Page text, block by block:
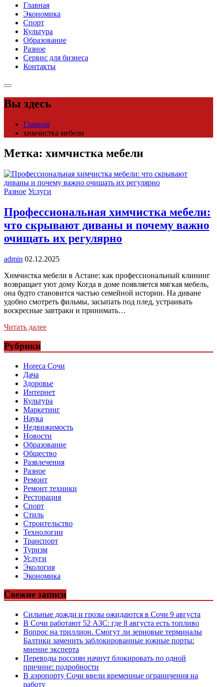
Главная
Экономика
Спорт
Культура
Образование
Разное
Сервис для бизнеса
Контакты
Вы здесь
Главная
химчистка мебели
Метка: химчистка мебели
Разное Услуги
Профессиональная химчистка мебели:
что скрывают диваны и почему важно
очищать их регулярно
admin 02.12.2025
Химчистка мебели в Астане: как профессиональный клининг
возвращает уют дому Когда в доме появляется мягкая мебель,
она будто становится частью семейной истории. На диване
удобно смотреть фильмы, засыпать под плед, устраивать
воскресные завтраки и принимать…
Читать далее
Рубрики
Horeca Сочи
Дача
Здоровье
Интернет
Культура
Маркетинг
Наука
Недвижимость
Новости
Образование
Общество
Развлечения
Разное
Ремонт
Ремонт техники
Ресторация
Спорт
Стиль
Строительство
Технологии
Транспорт
Туризм
Услуги
Экология
Экономика
Свежие записи
Сильные дожди и грозы ожидаются в Сочи 9 августа
В Сочи работают 52 АЗС: где 8 августа есть топливо
Вопрос на триллион. Смогут ли зерновые терминалы
Балтики заменить заблокированные южные порты:
мнение эксперта
Переводы россиян начнут блокировать по одной
причине: подробности
В аэропорту Сочи ввели временные ограничения на
работу